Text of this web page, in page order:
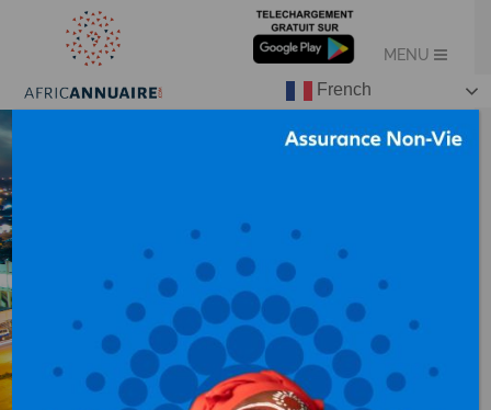
French